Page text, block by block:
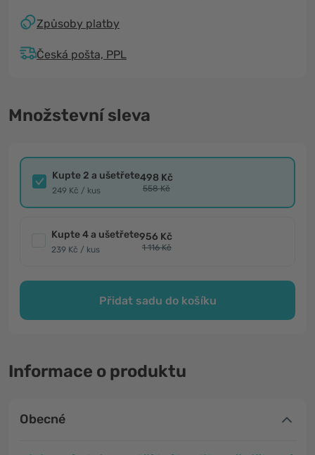
Způsoby platby
Česká pošta, PPL
Množstevní sleva
Kupte 2 a ušetřete
249 Kč / kus
498 Kč
558 Kč
Kupte 4 a ušetřete
239 Kč / kus
956 Kč
1 116 Kč
Přidat sadu do košíku
Informace o produktu
Obecné